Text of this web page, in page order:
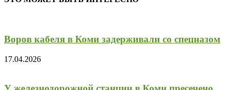
Воров кабеля в Коми задерживали со спецназом
17.04.2026